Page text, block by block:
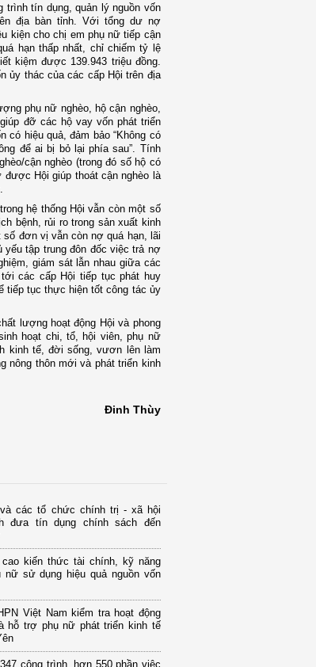
tín dụng, quản lý nguồn vốn
địa bàn tỉnh. Với tổng dư nợ
kiện cho chị em phụ nữ tiếp cận
hạn thấp nhất, chỉ chiếm tỷ lệ
kiệm được 139.943 triệu đồng.
ủy thác của các cấp Hội trên địa
phụ nữ nghèo, hộ cận nghèo,
đỡ các hộ vay vốn phát triển
có hiệu quả, đảm bảo “Không có
để ai bị bỏ lại phía sau”. Tính
cận nghèo (trong đó số hộ có
Hội giúp thoát cận nghèo là
hệ thống Hội vẫn còn một số
bệnh, rủi ro trong sản xuất kinh
đơn vị vẫn còn nợ quá hạn, lãi
tập trung đôn đốc việc trả nợ
giám sát lẫn nhau giữa các
các cấp Hội tiếp tục phát huy
tiếp tục thực hiện tốt công tác ủy
lượng hoạt động Hội và phong
hoạt chi, tổ, hội viên, phụ nữ
kinh tế, đời sống, vươn lên làm
nông thôn mới và phát triển kinh
Đinh Thùy
và các tổ chức chính trị - xã hội
đưa tín dụng chính sách đến
cao kiến thức tài chính, kỹ năng
nữ sử dụng hiệu quả nguồn vốn
Việt Nam kiểm tra hoạt động
hỗ trợ phụ nữ phát triển kinh tế
công trình, hơn 550 phần việc